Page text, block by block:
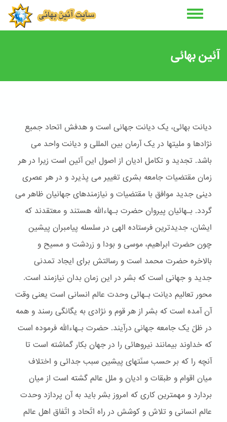
آئین بهائی
دیانت بهائی، یک دیانت جهانی است و هدفش اتحاد جمیع
نژادها و ملیتها در یک آرمان بین المللی و دیانت واحد می
باشد. تجدید و تکامل ادیان از اصول این آئین است زیرا در هر
زمان مقتضیات جامعه بشری تغییر می پذیرد و در هر عصری
دینی جدید موافق با مقتضیات و نیازمندهای جهانیان ظاهر می
گردد. بـهائیان پیروان حضرت بـهاءالله هستند و معتقدند که
ایشان، جدیدترین فرستاده الهی در سلسله پیامبران پیشین
چون حضرت ابراهیم، موسی و بودا و زردشت و مسیح و
بالاخره حضرت محمد است و رسالتش برای ایجاد تمدنی
جدید و جهانی است که بشر در این زمان بدان نیازمند است.
محور تعالیم دیانت بـهائی وحدت عالم انسانی است یعنی وقت
آن آمده است که بشر از هر قوم و نژادی به یگانگی رسند و همه
در ظلّ یک جامعه جهانی درآیند. حضرت بـهاءالله فرموده است
که خداوند بیمانند نیروهائی را در جهان بکار گماشته است تا
آنچه را که بر حسب سنّتهای پیشین سبب جدائی و اختلاف
میان اقوام و طبقات و ادیان و ملل عالم گشته است از میان
بردارد و مهمترین کاری که امروز بشر باید به آن پردازد وحدت
عالم انسانی و تلاش و کوشش در راه اتّحاد و اتّفاق اهل عالم